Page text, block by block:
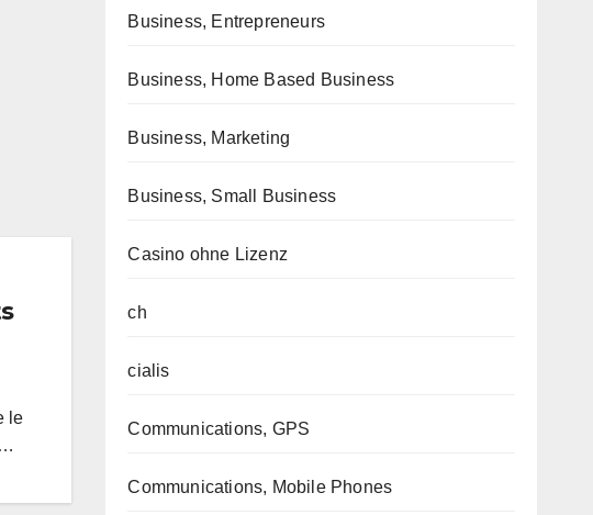
le
Business, Entrepreneurs
Business, Home Based Business
Business, Marketing
Business, Small Business
Casino ohne Lizenz
ch
cialis
Communications, GPS
Communications, Mobile Phones